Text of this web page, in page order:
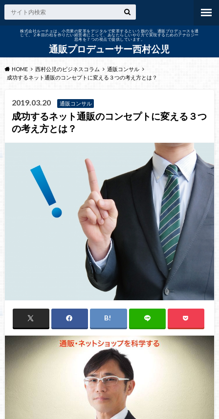
株式会社ルーチェは、小売業の変革をデジタルで変革するという旗の元、通販プロデュースを通
じて、２本目の柱を作りたい経営者にとって、あなたらしいやり方で実現するためのアナロジー
思考を７つの視点で提供しています。
通販プロデューサー西村公児
HOME 西村公児のビジネスコラム
通販コンサル
成功するネット通販のコンセプトに変える３つの考え方とは？
2019.03.20 通販コンサル
成功するネット通販のコンセプトに変える３つ
の考え方とは？